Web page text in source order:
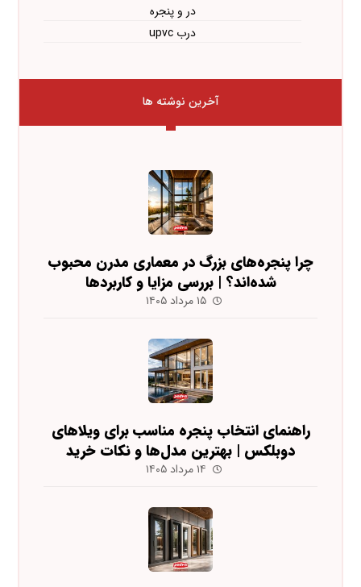
در و پنجره
درب upvc
آخرین نوشته ها
چرا پنجره‌های بزرگ در معماری مدرن محبوب
شده‌اند؟ | بررسی مزایا و کاربردها
۱۵ مرداد ۱۴۰۵
راهنمای انتخاب پنجره مناسب برای ویلاهای
دوبلکس | بهترین مدل‌ها و نکات خرید
۱۴ مرداد ۱۴۰۵